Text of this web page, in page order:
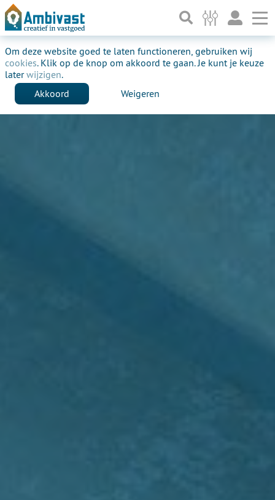
Verhuurd
Om deze website goed te laten functioneren, gebruiken wij
cookies. Klik op de knop om akkoord te gaan. Je kunt je keuze
laterwijzigen.
Akkoord
Weigeren